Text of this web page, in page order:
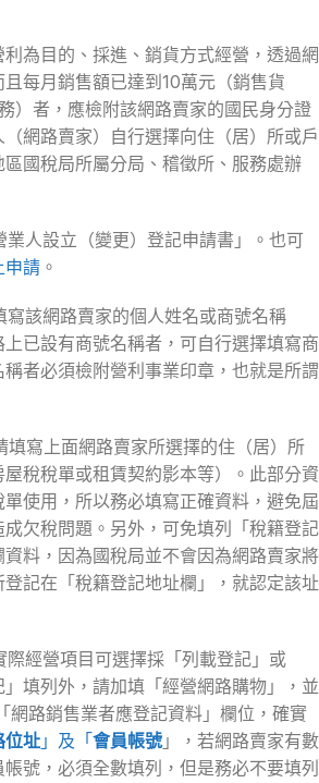
為目的、採進、銷貨方式經營，透過網
每月銷售額已達到10萬元（銷售貨
）者，應檢附該網路賣家的國民身分證
網路賣家）自行選擇向住（居）所或戶
國稅局所屬分局、稽徵所、服務處辦
人設立（變更）登記申請書」。也可
申請 。
該網路賣家的個人姓名或商號名稱
上已設有商號名稱者，可自行選擇填寫商
者必須檢附營利事業印章，也就是所謂
填寫上面網路賣家所選擇的住（居）所
稅稅單或租賃契約影本等）。此部分資
使用，所以務必填寫正確資料，避免屆
欠稅問題。另外，可免填列「稅籍登記
料，因為國稅局並不會因為網路賣家將
記在「稅籍登記地址欄」，就認定該址
經營項目可選擇採「列載登記」或
」填列外，請加填「經營網路購物」，並
網路銷售業者應登記資料」欄位，確實
位址 」及「會員帳號 」，若網路賣家有數
號，必須全數填列，但是務必不要填列